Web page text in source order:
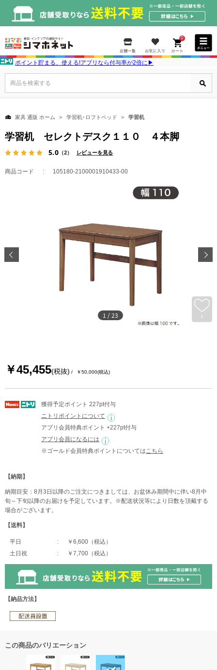
0
ポイント貯まる、使える!アプリなら付与率が2倍に▶
商品を検索する
家具 通販 ホーム 学習机･ロフトベッド 学習机
学習机 セレクトデスク１１０ ４本脚
5.0（2） レビューを見る
商品コード 105180-2100001910433-00
1
1 /23
￥45,455(税抜) ￥50,000(税込)
獲得予定ポイント 227pt付与
ニトリポイントについて
アプリ会員特典ポイント +227pt付与
アプリ会員になるには
※ゴールド会員特典ポイントについては こちら
【納期】
納期目安：8月3日以降のご注文につきましては、お盆休み期間中に伴い8月中
旬～下旬以降のお届けを予定しています。※配送状況等により日数を頂戴する
場合がございます。
【送料】
平日
￥6,600（税込）
土日祝
￥7,700（税込）
【納品方法】
この商品のバリエーション